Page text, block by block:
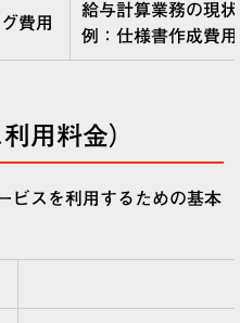
費用
給与計算業務の現
例：仕様書作成費
用料金）
ビスを利用するための基本